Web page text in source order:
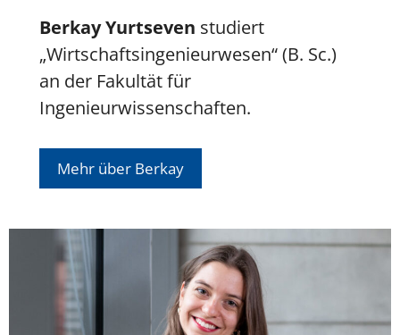
Berkay Yurtseven studiert
„Wirtschaftsingenieurwesen“ (B. Sc.)
an der Fakultät für
Ingenieurwissenschaften.
Mehr über Berkay